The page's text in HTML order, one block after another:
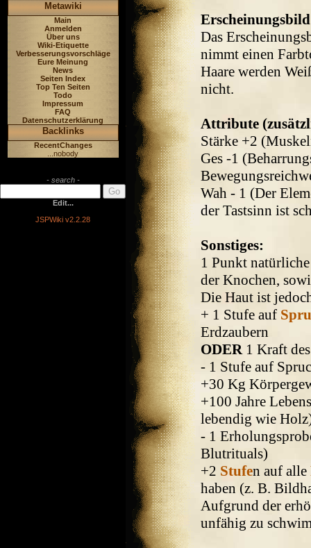
Metawiki
Main
Anmelden
Über uns
Wiki-Etiquette
Verbesserungsvorschläge
Eure Meinung
News
Seiten Index
Top Ten Seiten
Todo
Impressum
FAQ
Datenschutzerklärung
Backlinks
RecentChanges
...nobody
- search -
Edit...
JSPWiki v2.2.28
Das
nimmt einen
Haare werden
nicht.
Attribute
Stärke +2
Ges -1
Wah - 1 (Der
der Tastsinn ist
Sonstiges:
1 Punkt
der Knochen,
Die Haut ist
+ 1 Stufe auf
Erdzaubern
ODER 1 Kraft
- 1 Stufe auf
+30 Kg
+100 Jahre
lebendig wie
- 1
Blutrituals)
+2 Stufen auf alle
haben (z. B.
Aufgrund der
unfähig zu